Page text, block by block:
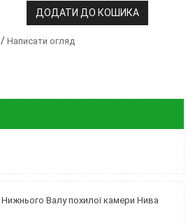
ДОДАТИ ДО КОШИКА
/ Написати огляд
Валу похилої камери Нива